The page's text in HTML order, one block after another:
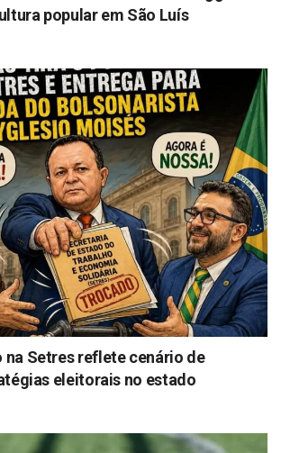
popular em São Luís
na Setres reflete cenário de
eleitorais no estado